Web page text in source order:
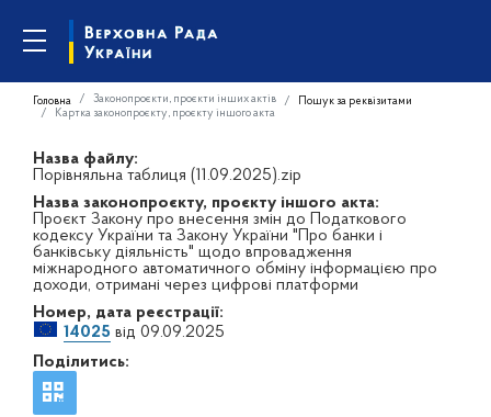
Головна Законопроєкти, проєкти інших актів
Пошук за реквізитами
Картка законопроєкту, проєкту іншого акта
Назва файлу:
Порівняльна таблиця (11.09.2025).zip
Назва законопроєкту, проєкту іншого акта:
Проєкт Закону про внесення змін до Податкового
кодексу України та Закону України "Про банки і
банківську діяльність" щодо впровадження
міжнародного автоматичного обміну інформацією про
доходи, отримані через цифрові платформи
Номер, дата реєстрації:
14025 від 09.09.2025
Поділитись: